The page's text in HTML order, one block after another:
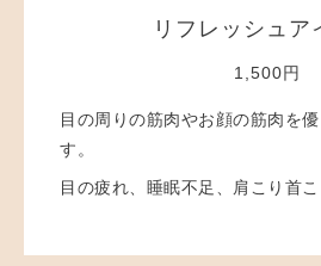
リフレッシュア
1,500円
目の周りの筋肉やお顔の筋肉を
す。
目の疲れ、睡眠不足、肩こり首